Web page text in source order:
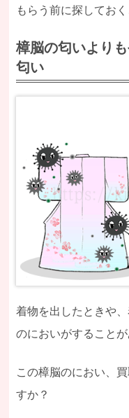
もらう前に探してお
樟脳の匂いより
匂い
着物を出したときや
のにおいがすることが
この樟脳のにおい、
すか？